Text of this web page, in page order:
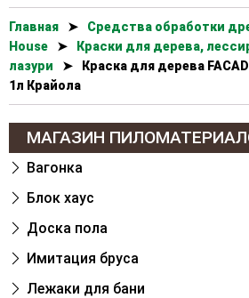
Главная ➤
Cредства обработки
House
➤
Краски для дерева,
лазури
➤
Краска для дерева
1л Крайола
МАГАЗИН
Вагонка
Блок хаус
Доска пола
Имитация бруса
Лежаки для бани